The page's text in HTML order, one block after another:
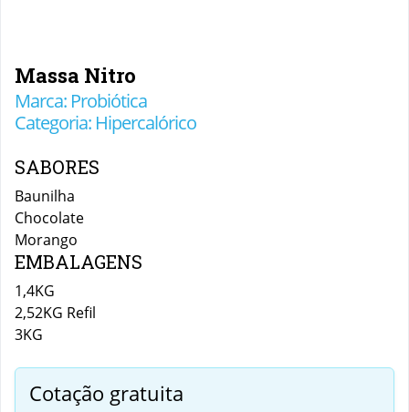
Massa Nitro
Marca: Probiótica
Categoria: Hipercalórico
SABORES
Baunilha
Chocolate
Morango
EMBALAGENS
1,4KG
2,52KG Refil
3KG
Cotação gratuita